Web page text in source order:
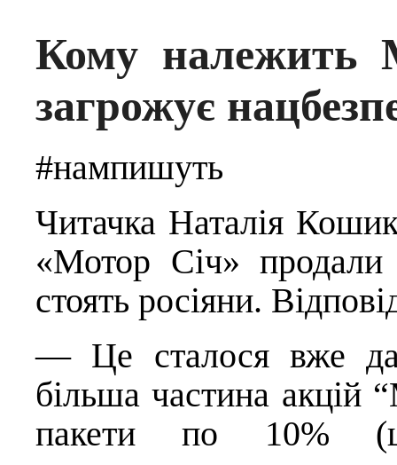
Кому належить
загрожує
#нампишуть
Читачка Наталія
«Мотор Січ»
стоять росіяни.
— Це сталося вже
більша частина акцій
пакети по 10%